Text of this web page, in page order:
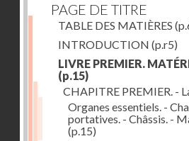
PAGE DE TITRE
TABLE DES MATIÈRES
INTRODUCTION (p.r5)
LIVRE PREMIER.
(p.15)
CHAPITRE PREMIER. -
Organes essentiels. -
portatives. - Châssis. -
(p.15)